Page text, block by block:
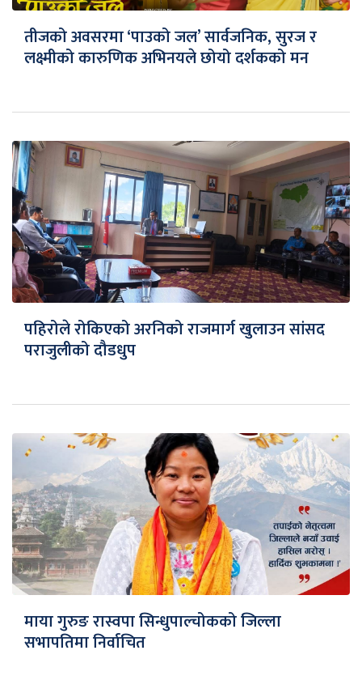
तीजको अवसरमा ‘पाउको जल’ सार्वजनिक, सुरज र
लक्ष्मीको कारुणिक अभिनयले छोयो दर्शकको मन
पहिरोले रोकिएको अरनिको राजमार्ग खुलाउन सांसद
पराजुलीको दौडधुप
माया गुरुङ रास्वपा सिन्धुपाल्चोकको जिल्ला
सभापतिमा निर्वाचित